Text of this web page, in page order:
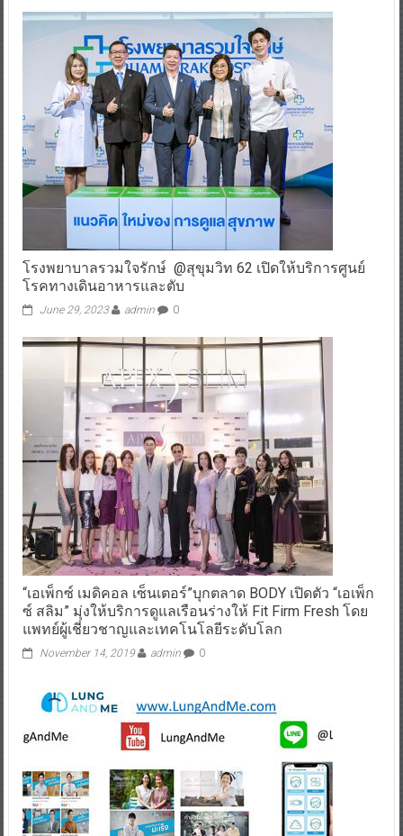
โรงพยาบาลรวมใจรักษ์ @สุขุมวิท 62 เปิดให้บริการศูนย์
โรคทางเดินอาหารและตับ
June 29, 2023 admin 0
“เอเพ็กซ์ เมดิคอล เซ็นเตอร์”บุกตลาด BODY เปิดตัว “เอเพ็ก
ซ์ สลิม” มุ่งให้บริการดูแลเรือนร่างให้ Fit Firm Fresh โดย
แพทย์ผู้เชี่ยวชาญและเทคโนโลยีระดับโลก
November 14, 2019 admin 0